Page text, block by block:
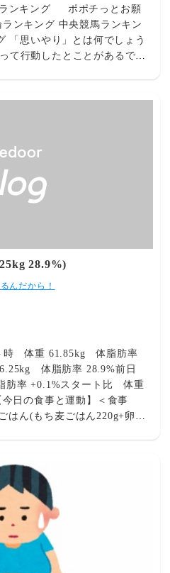
てきます。お腹周りを引き
むくみをとります。 バッ
鍛える四股踏み重心が安定
っぱり、小さなことを重
ではない、特別なことをする
の完璧を追い求めて進んでい
いうのはよかったなと思いま
を活かすこと。そう考えられ
がっていく。」 （イチロー)
ます。 ↓ローラー台
れ！ と声援を送ってくれる
チッと応援してくださると嬉
ランキングに参加していま
きありがとうございまし
さんにとって、良い一日で
キング ポポチっとお願
ンキング 中央競馬ランキン
思いやり」とは何でしょう
て行動したとことがあるでし
況を尊重し、その人が困難な
いことだと思います。この
ィーが成り立っていると思い
です。自分が「思いやり」と
「自分のため」です。自分が
と思います。いただいたプレ
なかったとき、むしろ嫌いな
みて下さい。相手の為に良か
とではありません。そして、
することもあります。ただ、
ロールすることは出来ないの
りの後は、相手の反応は相手
だったとしても、思いやりと
り、さらに好意的なお返しが
ているかと云えば…まだまだ
をみると「あ、自分もそうか
なることは多いです。自分が
する時に、自分の為になって
まるようにしています。他人
う言葉もありますが･･わめき
押し付けるような言い方をし
8/6 94日目 5.60kg減(56.25kg 28.9%)
んだから！
時 体重 61.85kg 体脂肪率
体脂肪率 28.9%前日
+0.1%スタート比 体重
日の食事と運動】＜食事
ん(もち麦ごはん220g+卵1
卵、しめじ、人参、キャベ
プル108g朝食のアイスクリ
いただきものです。今日の夜
代わりにパイナップルを食べ
を220gまで増量し、その上実
したのでその影響であまりお
もたれも感じてます。あの